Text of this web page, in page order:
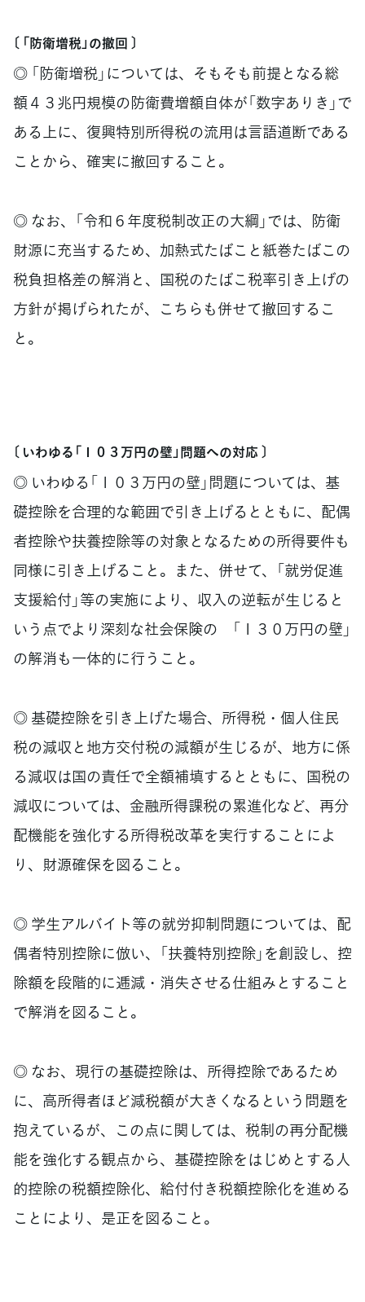
〔 「防衛増税」の撤回 〕
◎ 「防衛増税」については、そもそも前提となる総
額４３兆円規模の防衛費増額自体が「数字ありき」で
ある上に、復興特別所得税の流用は言語道断である
ことから、確実に撤回すること。
◎ なお、「令和６年度税制改正の大綱」では、防衛
財源に充当するため、加熱式たばこと紙巻たばこの
税負担格差の解消と、国税のたばこ税率引き上げの
方針が掲げられたが、こちらも併せて撤回するこ
と。
〔 いわゆる「１０３万円の壁」問題への対応 〕
◎ いわゆる「１０３万円の壁」問題については、基
礎控除を合理的な範囲で引き上げるとともに、配偶
者控除や扶養控除等の対象となるための所得要件も
同様に引き上げること。また、併せて、「就労促進
支援給付」等の実施により、収入の逆転が生じると
いう点でより深刻な社会保険の 「１３０万円の壁」
の解消も一体的に行うこと。
◎ 基礎控除を引き上げた場合、所得税・個人住民
税の減収と地方交付税の減額が生じるが、地方に係
る減収は国の責任で全額補填するとともに、国税の
減収については、金融所得課税の累進化など、再分
配機能を強化する所得税改革を実行することによ
り、財源確保を図ること。
◎ 学生アルバイト等の就労抑制問題については、配
偶者特別控除に倣い、「扶養特別控除」を創設し、控
除額を段階的に逓減・消失させる仕組みとすること
で解消を図ること。
◎ なお、現行の基礎控除は、所得控除であるため
に、高所得者ほど減税額が大きくなるという問題を
抱えているが、この点に関しては、税制の再分配機
能を強化する観点から、基礎控除をはじめとする人
的控除の税額控除化、給付付き税額控除化を進める
ことにより、是正を図ること。